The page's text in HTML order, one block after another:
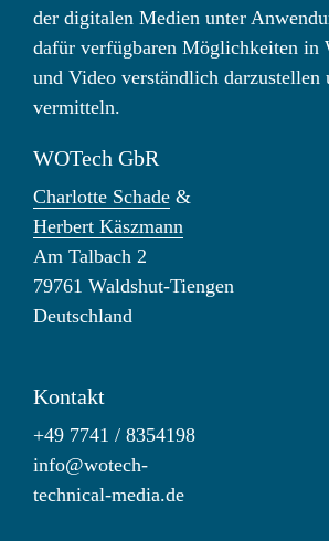
der digitalen Medien unter
dafür verfügbaren Möglichkeiten in
und Video verständlich darzustellen
vermitteln.
WOTech GbR
Charlotte Schade &
Herbert Käszmann
Am Talbach 2
79761 Waldshut-Tiengen
Deutschland
Kontakt
+49 7741 / 8354198
info@wotech-
technical-media.de